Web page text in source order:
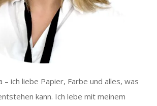
– ich liebe Papier, Farbe und alles, was
kann. Ich lebe mit meinem